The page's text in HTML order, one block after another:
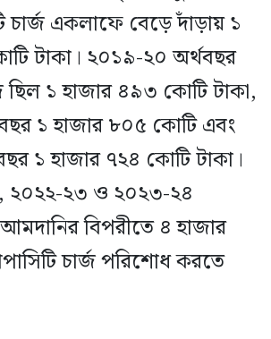
চার্জ একলাফে বেড়ে দাঁড়ায় ১
টাকা। ২০১৯-২০ অর্থবছর
ছিল ১ হাজার ৪৯৩ কোটি টাকা,
১ হাজার ৮০৫ কোটি এবং
১ হাজার ৭২৪ কোটি টাকা।
২৩ ও ২০২৩-২৪
বিপরীতে ৪ হাজার
চার্জ পরিশোধ করতে